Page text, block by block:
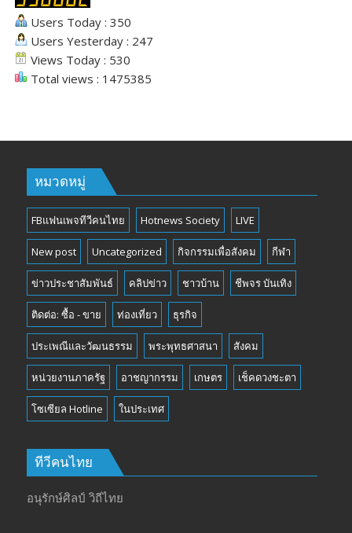
Users Today : 350
Users Yesterday : 247
Views Today : 530
Total views : 1475385
หมวดหมู่
FBแฟนเพจทีวีคนไทย Hotnews Society LIVE
New post Uncategorized กิจกรรมเพื่อสังคม กีฬา
ข่าวประชาสัมพันธ์ คลิปข่าว ชาวบ้าน ชีพจร บันเทิง
ติดต่อ: ซื้อ - ขาย ท่องเที่ยว ธุรกิจ
ประเพณีและวัฒนธรรม พระพุทธศาสนา สังคม
หน่วยงานภาครัฐ อาชญากรรม เกษตร เช็คดวงชะตา
โซเซียล Hotline ในประเทศ
ทีวีคนไทย
อนุรักษ์ศิลป์ วิถีไทย